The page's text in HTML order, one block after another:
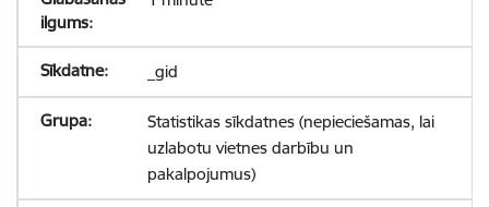
_gid
Statistikas sīkdatnes (nepieciešamas, lai
uzlabotu vietnes darbību un
pakalpojumus)